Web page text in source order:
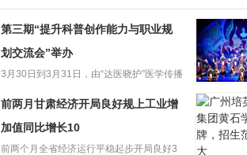
第三期“提升科普创作能力与职业规
划交流会”举办
3月30日到3月31日，由“达医晓护”医学传播
再听折子
肃省13个
选国家级
前两月甘肃经济开局良好规上工业增
加值同比增长10
前两个月全省经济运行平稳起步开局良好3